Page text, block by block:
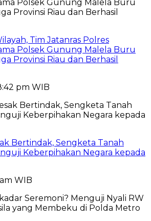
Tim Jatanras Polres
Polsek Gunung Malela Buru
Provinsi Riau dan Berhasil
pm WIB
Bertindak, Sengketa Tanah
Keberpihakan Negara kepada
WIB